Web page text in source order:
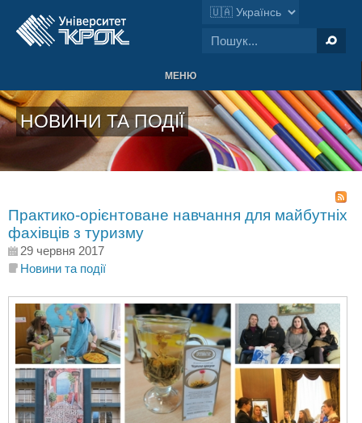
МЕНЮ
НОВИНИ ТА ПОДІЇ
Практико-орієнтоване навчання для майбутніх
фахівців з туризму
29 червня 2017
Новини та події